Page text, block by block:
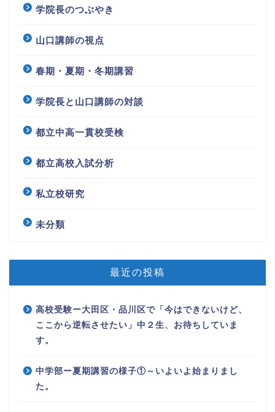
学院長のつぶやき
山口講師の視点
春期・夏期・冬期講習
学院長と山口講師の対談
都立中高一貫校受検
都立高校入試分析
私立校研究
未分類
最近の投稿
高校受験ー大田区・品川区で「今はできないけど、
ここから逆転させたい」中２生、お待ちしていま
す。
中学部ー夏期講習の様子①～いよいよ始まりまし
た。